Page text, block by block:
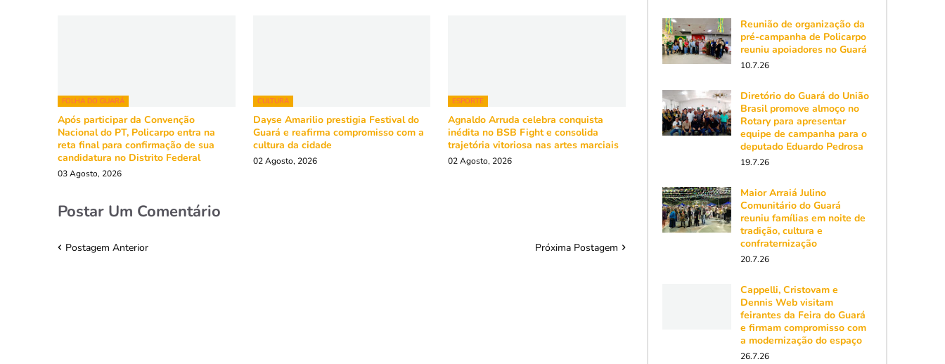
FOLHA DO GUARÁ
Após participar da Convenção
Nacional do PT, Policarpo entra na
reta final para confirmação de sua
candidatura no Distrito Federal
03 Agosto, 2026
CULTURA
Dayse Amarilio prestigia Festival do
Guará e reafirma compromisso com a
cultura da cidade
02 Agosto, 2026
ESPORTE
Agnaldo Arruda celebra conquista
inédita no BSB Fight e consolida
trajetória vitoriosa nas artes marciais
02 Agosto, 2026
Postar Um Comentário
Postagem Anterior Próxima Postagem
Reunião de organização da
pré-campanha de Policarpo
reuniu apoiadores no Guará
10.7.26
Diretório do Guará do União
Brasil promove almoço no
Rotary para apresentar
equipe de campanha para o
deputado Eduardo Pedrosa
19.7.26
Maior Arraiá Julino
Comunitário do Guará
reuniu famílias em noite de
tradição, cultura e
confraternização
20.7.26
Cappelli, Cristovam e
Dennis Web visitam
feirantes da Feira do Guará
e firmam compromisso com
a modernização do espaço
26.7.26